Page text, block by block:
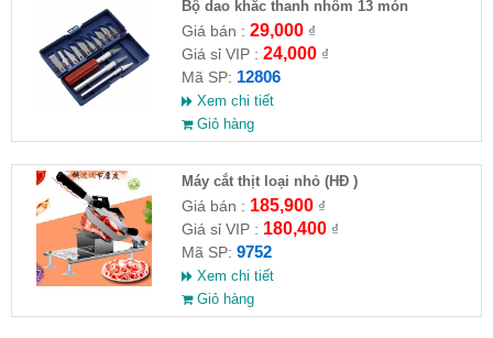
Bộ dao khắc thanh nhôm 13 món
Giá bán : 29,000₫
Giá sỉ VIP : 24,000₫
Mã SP: 12806
Xem chi tiết
Giỏ hàng
Máy cắt thịt loại nhỏ (HĐ )
Giá bán : 185,900₫
Giá sỉ VIP : 180,400₫
Mã SP: 9752
Xem chi tiết
Giỏ hàng